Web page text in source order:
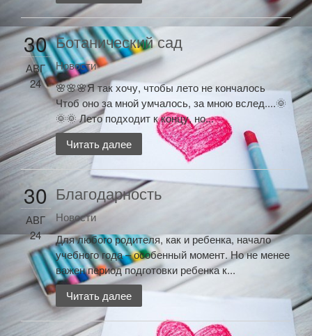
30
АВГ
24
Ботанический сад
Новости
🌸🌸🌸Я так хочу, чтобы лето не кончалось
Чтоб оно за мной умчалось, за мною вслед....🌞
🌞🌞 Лето подходит к концу, но...
Читать далее
30
АВГ
24
Благодарность
Новости
Для любого родителя, как и ребенка, начало
учебного года – особенный момент. Но не менее
важен период подготовки ребенка к...
Читать далее